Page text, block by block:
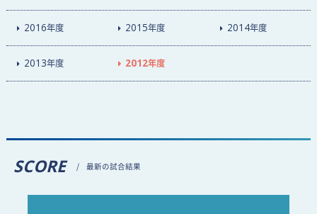
2016年度 2015年度 2014年度
2013年度 2012年度
SCORE 最新の試合結果